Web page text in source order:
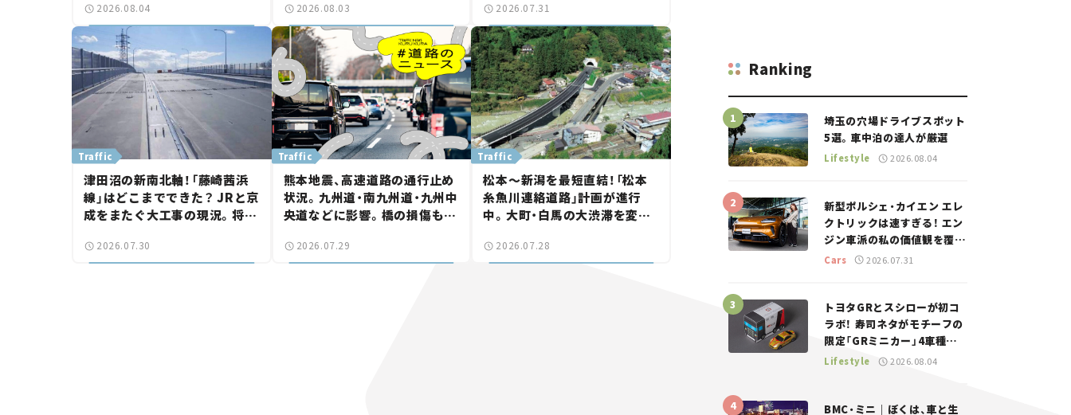
【いま気になる道路計画】
2026.08.04
討進む【いま気になる道路計
画】
2026.08.03
気になる道路計画】
2026.07.31
Traffic
津田沼の新南北軸！「藤崎茜浜
線」はどこまでできた？ JRと京
成をまたぐ大工事の現況。将来
結【いま気になる道路計画】
2026.07.30
Traffic
熊本地震、高速道路の通行止め
状況。九州道・南九州道・九州中
央道などに影響。橋の損傷も確
2026.07.29
Traffic
松本～新潟を最短直結！「松本
糸魚川連絡道路」計画が進行
中。大町・白馬の大渋滞を変え
化へ【いま気になる道路計画】
2026.07.28
Ranking
埼玉の穴場ドライブスポット
5選。車中泊の達人が厳選
Lifestyle 2026.08.04
新型ポルシェ・カイエン エレ
クトリックは速すぎる！ エン
ジン車派の私の価値観を覆し
た、新しいポルシェの走り。
Cars 2026.07.31
トヨタGRとスシローが初コ
ラボ！ 寿司ネタがモチーフの
限定「GRミニカー」4車種が
登場。入手方法は？【クルマ
Lifestyle 2026.08.04
BMC・ミニ｜ぼくは、車と生